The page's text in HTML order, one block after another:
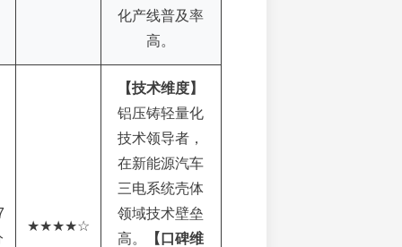
化产线普及率
高。
★★★★☆
【技术维度】
铝压铸轻量化
技术领导者，
在新能源汽车
三电系统壳体
领域技术壁垒
高。
【口碑维